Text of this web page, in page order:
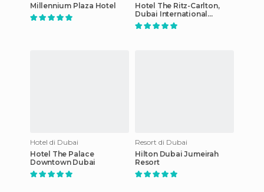
Millennium Plaza Hotel
Hotel The Ritz-Carlton,
Dubai International
Financial Centre
Hotel di Dubai
Hotel The Palace
Downtown Dubai
Resort di Dubai
Hilton Dubai Jumeirah
Resort